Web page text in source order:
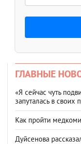
ГЛАВНЫЕ
«Я сейчас чуть
запуталась в своих
Как пройти
Дуйсенова